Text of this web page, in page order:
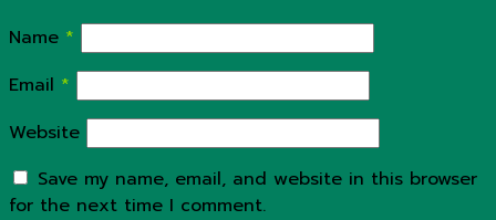
Name *
Email *
Website
Save my name, email, and website in this browser
for the next time I comment.